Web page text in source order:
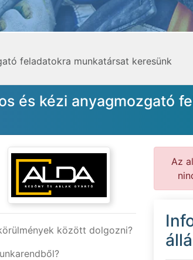
feladatokra munkatársat keresünk
és kézi anyagmozgató
között dolgozni?
Az